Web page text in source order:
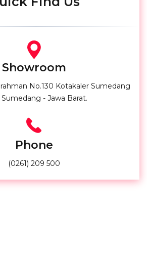
Showroom
No.130 Kotakaler Sumedang
Sumedang - Jawa Barat.
Phone
(0261) 209 500